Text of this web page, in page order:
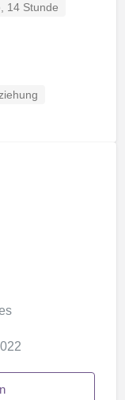
14 Stunde